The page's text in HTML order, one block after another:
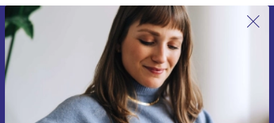
Recevoir offres et infos de refurbed
par mail
Ne manquez plus aucune offre.